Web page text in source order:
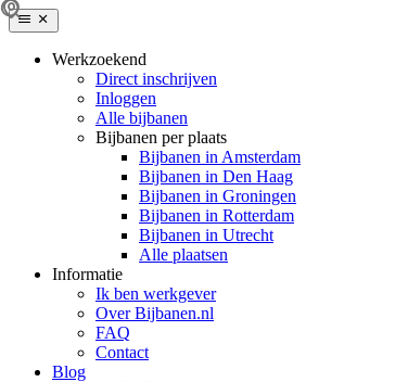
Werkzoekend
Direct inschrijven
Inloggen
Alle bijbanen
Bijbanen per plaats
Bijbanen in Amsterdam
Bijbanen in Den Haag
Bijbanen in Groningen
Bijbanen in Rotterdam
Bijbanen in Utrecht
Alle plaatsen
Informatie
Ik ben werkgever
Over Bijbanen.nl
FAQ
Contact
Blog